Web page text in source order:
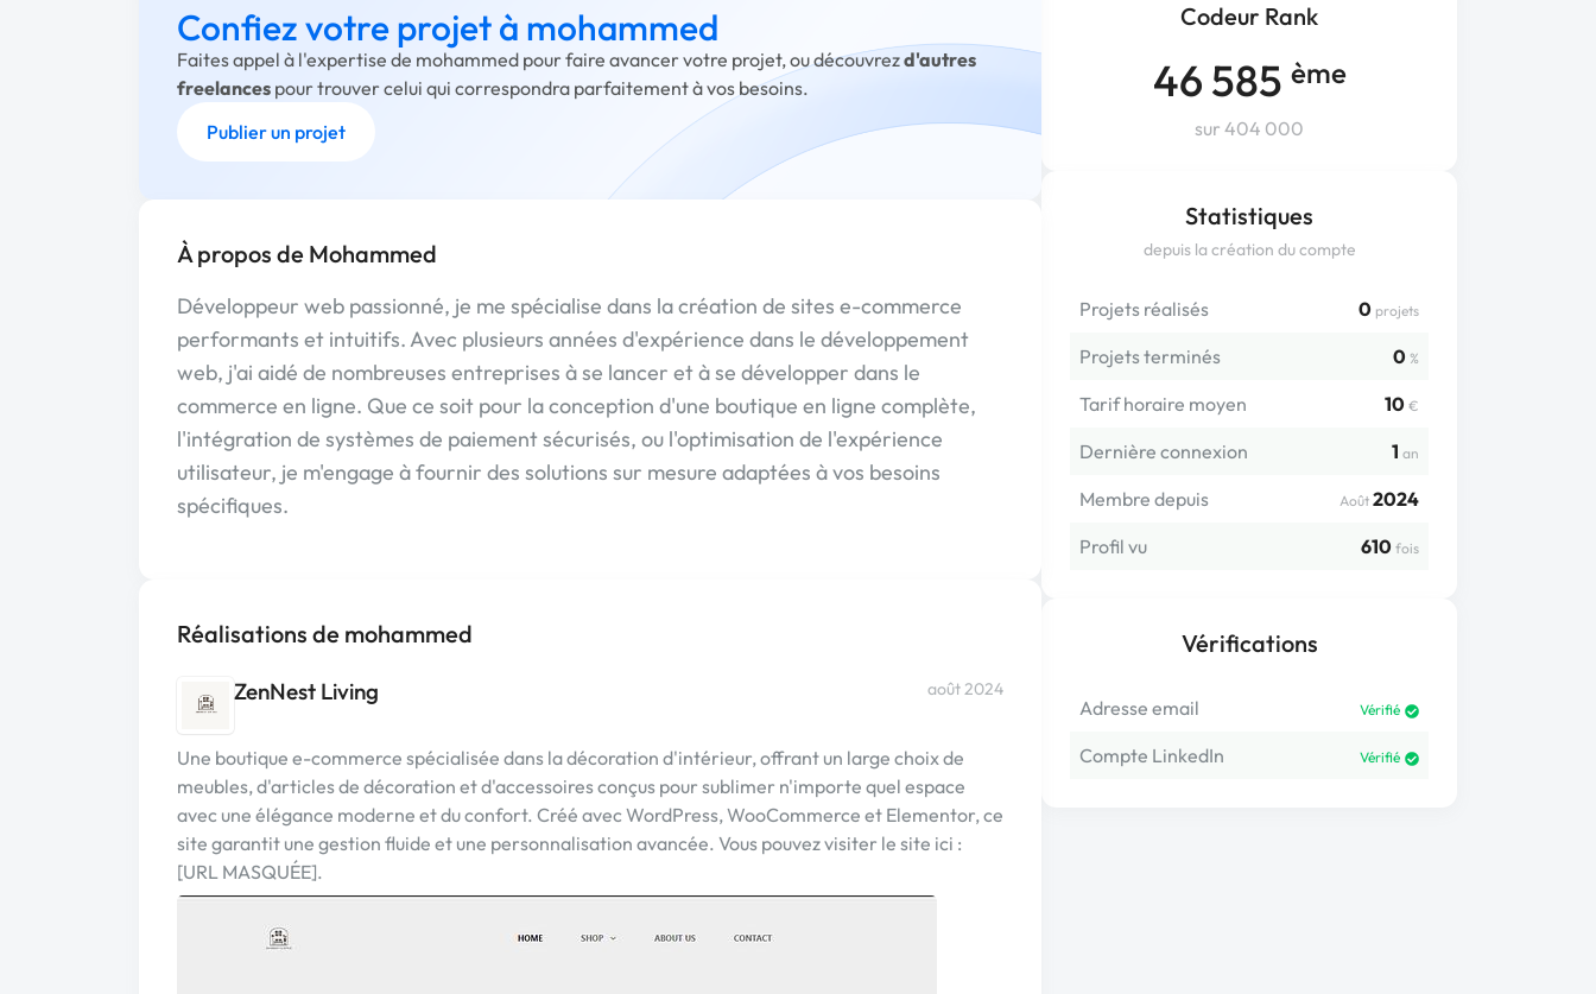
Codeur Rank
46 585 ème
sur 404 000
Statistiques
depuis la création du compte
Projets réalisés 0 projets
Projets terminés 0 %
Tarif horaire moyen 10 €
Dernière connexion 1 an
Membre depuis Août 2024
Profil vu
610 fois
Vérifications
Adresse email Vérifié
Compte LinkedIn Vérifié
Confiez votre projet à mohammed
Faites appel à l'expertise de mohammed pour faire avancer votre projet, ou découvrezd'autres
freelances pour trouver celui qui correspondra parfaitement à vos besoins.
Publier un projet
À propos de Mohammed
Développeur web passionné, je me spécialise dans la création de sites e-commerce
performants et intuitifs. Avec plusieurs années d'expérience dans le développement
web, j'ai aidé de nombreuses entreprises à se lancer et à se développer dans le
commerce en ligne. Que ce soit pour la conception d'une boutique en ligne complète,
l'intégration de systèmes de paiement sécurisés, ou l'optimisation de l'expérience
utilisateur, je m'engage à fournir des solutions sur mesure adaptées à vos besoins
spécifiques.
Réalisations de mohammed
ZenNest Living août 2024
Une boutique e-commerce spécialisée dans la décoration d'intérieur, offrant un large choix de
meubles, d'articles de décoration et d'accessoires conçus pour sublimer n'importe quel espace
avec une élégance moderne et du confort. Créé avec WordPress, WooCommerce et Elementor, ce
site garantit une gestion fluide et une personnalisation avancée. Vous pouvez visiter le site ici :
[URL MASQUÉE].